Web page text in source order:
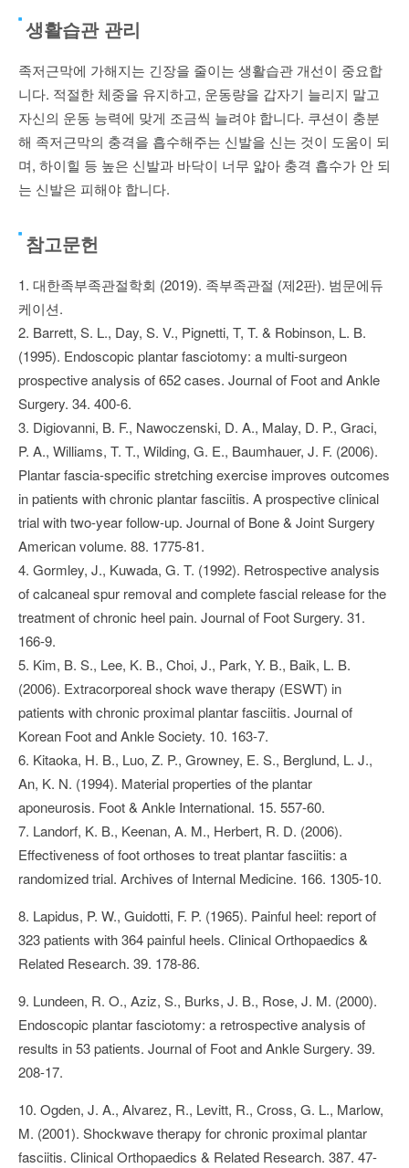
생활습관 관리
족저근막에 가해지는 긴장을 줄이는 생활습관 개선이 중요합
니다. 적절한 체중을 유지하고, 운동량을 갑자기 늘리지 말고
자신의 운동 능력에 맞게 조금씩 늘려야 합니다. 쿠션이 충분
해 족저근막의 충격을 흡수해주는 신발을 신는 것이 도움이 되
며, 하이힐 등 높은 신발과 바닥이 너무 얇아 충격 흡수가 안 되
는 신발은 피해야 합니다.
참고문헌
1. 대한족부족관절학회 (2019). 족부족관절 (제2판). 범문에듀
케이션.
2. Barrett, S. L., Day, S. V., Pignetti, T, T. & Robinson, L. B.
(1995). Endoscopic plantar fasciotomy: a multi-surgeon
prospective analysis of 652 cases. Journal of Foot and Ankle
Surgery. 34. 400-6.
3. Digiovanni, B. F., Nawoczenski, D. A., Malay, D. P., Graci,
P. A., Williams, T. T., Wilding, G. E., Baumhauer, J. F. (2006).
Plantar fascia-specific stretching exercise improves outcomes
in patients with chronic plantar fasciitis. A prospective clinical
trial with two-year follow-up. Journal of Bone & Joint Surgery
American volume. 88. 1775-81.
4. Gormley, J., Kuwada, G. T. (1992). Retrospective analysis
of calcaneal spur removal and complete fascial release for the
treatment of chronic heel pain. Journal of Foot Surgery. 31.
166-9.
5. Kim, B. S., Lee, K. B., Choi, J., Park, Y. B., Baik, L. B.
(2006). Extracorporeal shock wave therapy (ESWT) in
patients with chronic proximal plantar fasciitis. Journal of
Korean Foot and Ankle Society. 10. 163-7.
6. Kitaoka, H. B., Luo, Z. P., Growney, E. S., Berglund, L. J.,
An, K. N. (1994). Material properties of the plantar
aponeurosis. Foot & Ankle International. 15. 557-60.
7. Landorf, K. B., Keenan, A. M., Herbert, R. D. (2006).
Effectiveness of foot orthoses to treat plantar fasciitis: a
randomized trial. Archives of Internal Medicine. 166. 1305-10.
8. Lapidus, P. W., Guidotti, F. P. (1965). Painful heel: report of
323 patients with 364 painful heels. Clinical Orthopaedics &
Related Research. 39. 178-86.
9. Lundeen, R. O., Aziz, S., Burks, J. B., Rose, J. M. (2000).
Endoscopic plantar fasciotomy: a retrospective analysis of
results in 53 patients. Journal of Foot and Ankle Surgery. 39.
208-17.
10. Ogden, J. A., Alvarez, R., Levitt, R., Cross, G. L., Marlow,
M. (2001). Shockwave therapy for chronic proximal plantar
fasciitis. Clinical Orthopaedics & Related Research. 387. 47-